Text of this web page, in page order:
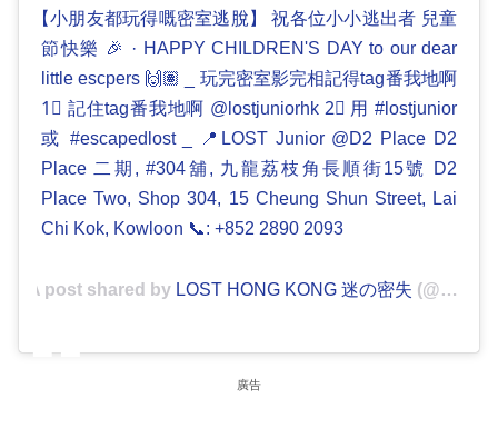
【小朋友都玩得嘅密室逃脫】 祝各位小小逃出者 兒童
節快樂 🎉 · HAPPY CHILDREN'S DAY to our dear
little escpers 🙌🏽 _ 玩完密室影完相記得tag番我地啊
1⃣ 記住tag番我地啊 @lostjuniorhk 2⃣ 用 #lostjunior
或 #escapedlost _ 📍LOST Junior @D2 Place D2
Place 二期, #304舖, 九龍荔枝角長順街15號 D2
Place Two, Shop 304, 15 Cheung Shun Street, Lai
Chi Kok, Kowloon 📞: +852 2890 2093
A post shared by LOST HONG KONG 迷の密失 (@lost_hk) on
廣告